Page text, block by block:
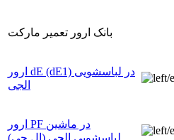
بانک ارور تعمیر مارکت
ارور dE (dE1) در لباسشویی
الجی
ارور PF در ماشین
لباسشویی الجی (ال جی)